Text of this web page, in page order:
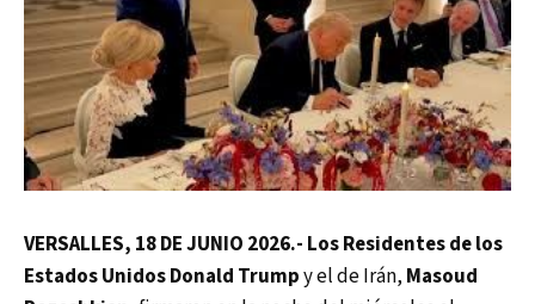
VERSALLES, 18 DE JUNIO 2026.- Los Residentes de los
Estados Unidos Donald Trumpy el de Irán, Masoud